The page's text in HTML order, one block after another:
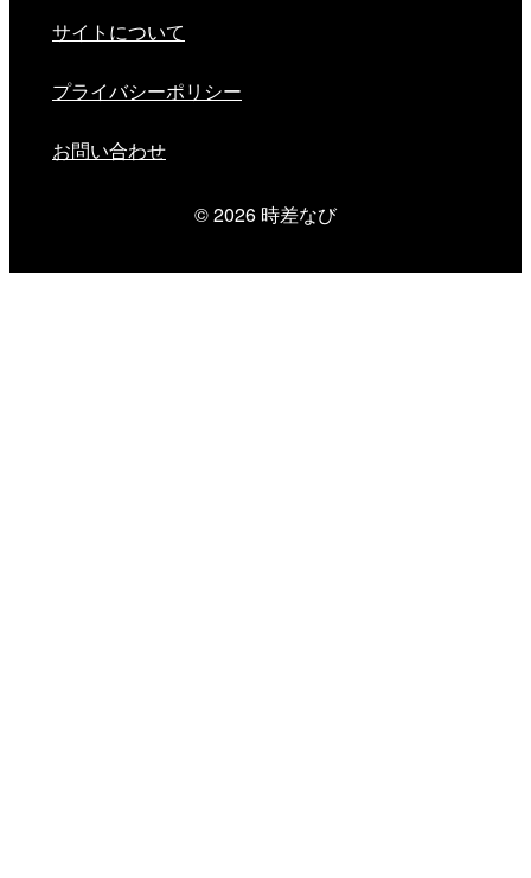
サイトについて
プライバシーポリシー
お問い合わせ
© 2026 時差なび